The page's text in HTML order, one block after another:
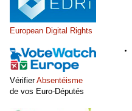
European Digital Rights
VérifierAbsentéisme
de vos Euro-Députés